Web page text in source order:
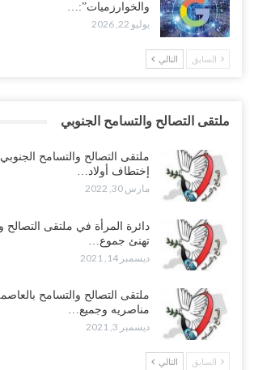
والخوارزميات”:…
يوليو 22, 2026
السابق التالي
ملتقى التصالح والتسامح الجنوبي
ملتقى التصالح والتسامح
إختطاف أولاد…
مارس 30, 2022
دائرة المرأة في ملتقى التصالح
تهنئ جموع…
ديسمبر 14, 2021
ملتقى التصالح والتسامح
مناصريه وجميع…
ديسمبر 3, 2021
السابق التالي